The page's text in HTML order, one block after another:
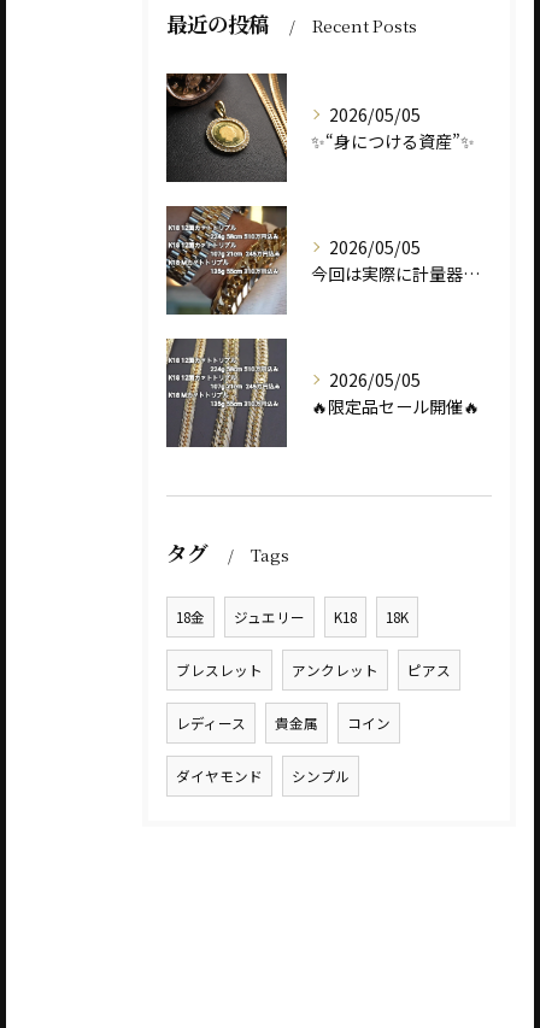
最近の投稿 Recent Posts
2026/05/05
✨“身につける資産”✨
2026/05/05
今回は実際に計量器に載せて、
2026/05/05
🔥限定品セール開催🔥
タグ Tags
18金 ジュエリー K18 18K
ブレスレット アンクレット ピアス
レディース 貴金属 コイン
ダイヤモンド シンプル